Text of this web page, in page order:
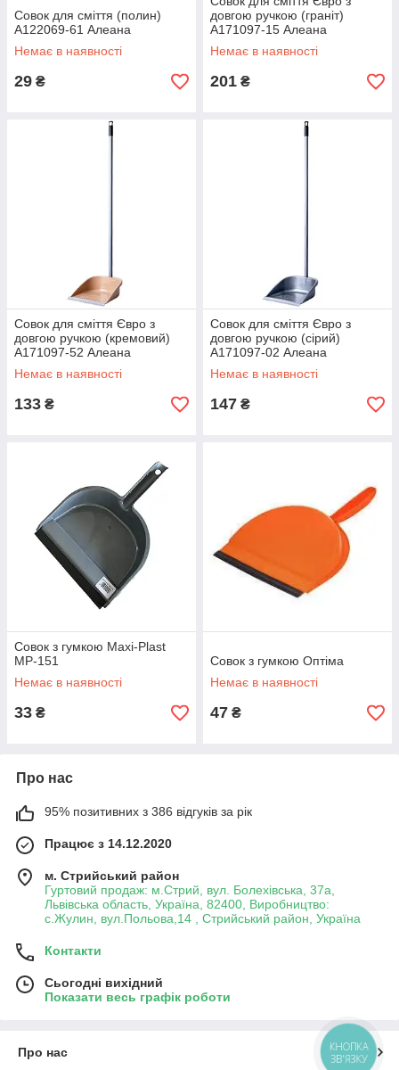
Совок для сміття (полин)
А122069-61 Алеана
Немає в наявності
29 ₴
довгою ручкою (граніт)
А171097-15 Алеана
Немає в наявності
201 ₴
Совок для сміття Євро з
довгою ручкою (кремовий)
А171097-52 Алеана
Немає в наявності
133 ₴
Совок для сміття Євро з
довгою ручкою (сірий)
А171097-02 Алеана
Немає в наявності
147 ₴
Совок з гумкою Maxi-Plast
MP-151
Немає в наявності
33 ₴
Совок з гумкою Оптіма
Немає в наявності
47 ₴
Про нас
95% позитивних з 386 відгуків за рік
Працює з 14.12.2020
м. Стрийський район
Гуртовий продаж: м.Стрий, вул. Болехівська, 37а,
Львівська область, Україна, 82400, Виробництво:
с.Жулин, вул.Польова,14 , Стрийський район, Україна
Контакти
Сьогодні вихідний
Показати весь графік роботи
Про нас
КНОПКА
ЗВ'ЯЗКУ